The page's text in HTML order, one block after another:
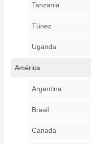
Tanzania
Túnez
Uganda
América
Argentina
Brasil
Canada